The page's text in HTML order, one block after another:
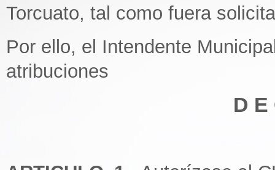
Torcuato, tal como fuera
Por ello, el Intendente
atribuciones
D E